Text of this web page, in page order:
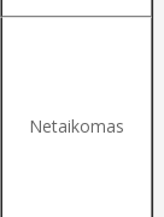
Netaikomas